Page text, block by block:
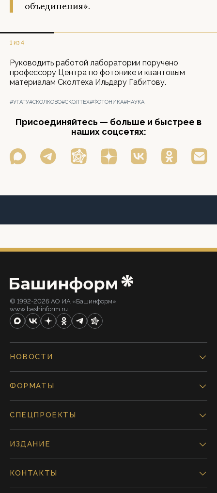
объединения».
1 из 4
Руководить работой лаборатории поручено
профессору Центра по фотонике и квантовым
материалам Сколтеха Ильдару Габитову.
#УГАТУ#СКОЛКОВО#СКОЛТЕХ#ФОТОНИКА#НАУКА
Присоединяйтесь — больше и быстрее в
наших соцсетях:
© 1992-2026 АО ИА «Башинформ».
www.bashinform.ru
НОВОСТИ
ФОРМАТЫ
СПЕЦПРОЕКТЫ
ИЗДАНИЕ
КОНТАКТЫ